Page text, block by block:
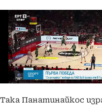
Така Панатинайкос